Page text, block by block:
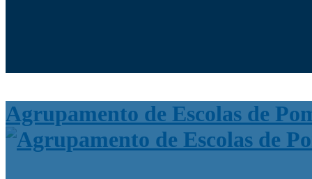
Agrupamento de Escolas de